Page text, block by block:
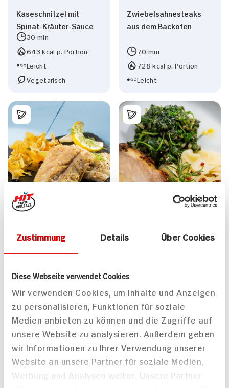
Zustimmung Details Über Cookies
Diese Webseite verwendet Cookies
Wir verwenden Cookies, um Inhalte und Anzeigen
zu personalisieren, Funktionen für soziale
Medien anbieten zu können und die Zugriffe auf
unsere Website zu analysieren. Außerdem geben
wir Informationen zu Ihrer Verwendung unserer
Website an unsere Partner für soziale Medien,
Werbung und Analysen weiter. Unsere Partner
Käseschnitzel mit
Spinat-Kräuter-Sauce
30 min
643 kcal p. Portion
Leicht
Vegetarisch
Zwiebelsahnesteaks
aus dem Backofen
70 min
728 kcal p. Portion
Leicht
Senf-Soße
660 kcal p. Portion
Leicht
mit Spinat und
Bandnudeln in
Zitronenöl
808 kcal p. Portion
Mittel